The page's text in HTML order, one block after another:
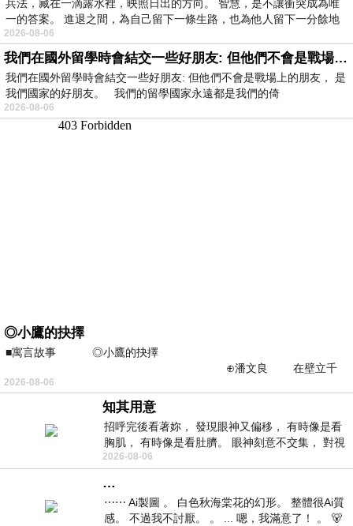
兵法，藏在一滴露水裡，映照日出的方向。 智慧，是不讓衝突成為唯
一的答案。 進退之間，為自己留下一條生路，也為他人留下一分餘地
2026-08-06
我們在國外留學時會結交一些好朋友: 但他們不會是戰場上的朋友
我們在國外留學時會結交一些好朋友: 但他們不會是戰場上的朋友， 是
我們國家的好朋友。 我們的留學國家永遠都是我們的倚
2026-08-06
◎小鷹的抉擇
■寓言故事 ◎小鷹的抉擇
⊕潘文良 在壁立千
仞的懸崖上，有一座遮天蔽
2026-08-06
知其用意
招呼完後看著妳， 發現眼神又偏移， 有時像是看
胸肌， 有時像是看肚臍。 眼神刻意不交集， 對視
視線不對齊， 讓我很難不
2026-08-06
…
⋯⋯ Ai製圖 。 白色秋海棠花的幻形。 整體很Ai質
感。 不過我不討厭。 。 ... 嗯，我滿意了！ 。 🐻